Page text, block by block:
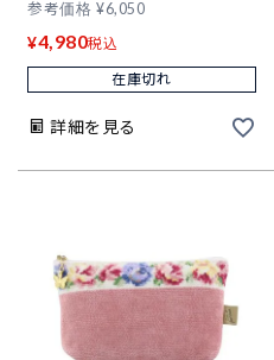
参考価格 ¥6,050
¥4,980税込
在庫切れ
詳細を見る